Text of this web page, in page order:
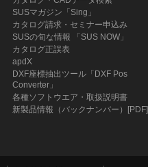
SUSマガジン「Sing」
カタログ請求・セミナー申込み
SUSの旬な情報 「SUS NOW」
カタログ正誤表
apdX
DXF座標抽出ツール「DXF Pos
Converter」
各種ソフトウエア・取扱説明書
新製品情報（バックナンバー）[PDF]